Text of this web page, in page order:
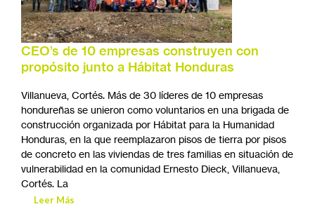
CEO’s de 10 empresas construyen con
propósito junto a Hábitat Honduras
Villanueva, Cortés. Más de 30 líderes de 10 empresas
hondureñas se unieron como voluntarios en una brigada de
construcción organizada por Hábitat para la Humanidad
Honduras, en la que reemplazaron pisos de tierra por pisos
de concreto en las viviendas de tres familias en situación de
vulnerabilidad en la comunidad Ernesto Dieck, Villanueva,
Cortés. La
Leer Más